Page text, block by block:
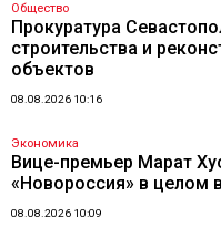
Общество
Прокуратура
строительства и
объектов
08.08.2026 10:16
Экономика
Вице-премьер Марат
«Новороссия» в целом
08.08.2026 10:09